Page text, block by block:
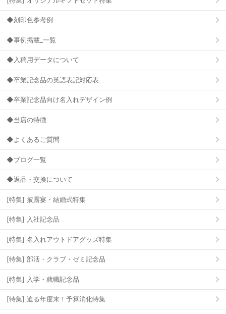
◆刻印色参考例
◆事例掲載_一覧
◆入稿用データについて
◆卒業記念品の英語表記対応表
◆卒業記念品向け名入れデザイン例
◆当店の特徴
◆よくあるご質問
◆ブログ一覧
◆返品・交換について
[特集] 披露宴・結婚式特集
[特集] 入社記念品
[特集] 名入れアウトドアグッズ特集
[特集] 部活・クラブ・ゼミ記念品
[特集] 入学・就職記念品
[特集] 迫る年度末！予算消化特集